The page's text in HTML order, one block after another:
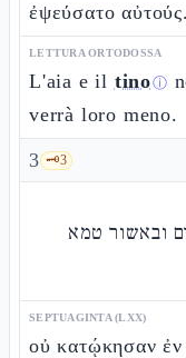
ἐψεύσατο αὐτούς.
LETTURA ORTODOSSA
L'aia e il tinoⓘ
verrà loro meno.
3 🗝️3
ובאשור טמא
SEPTUAGINTA (LXX)
οὐ κατῴκησαν ἐν